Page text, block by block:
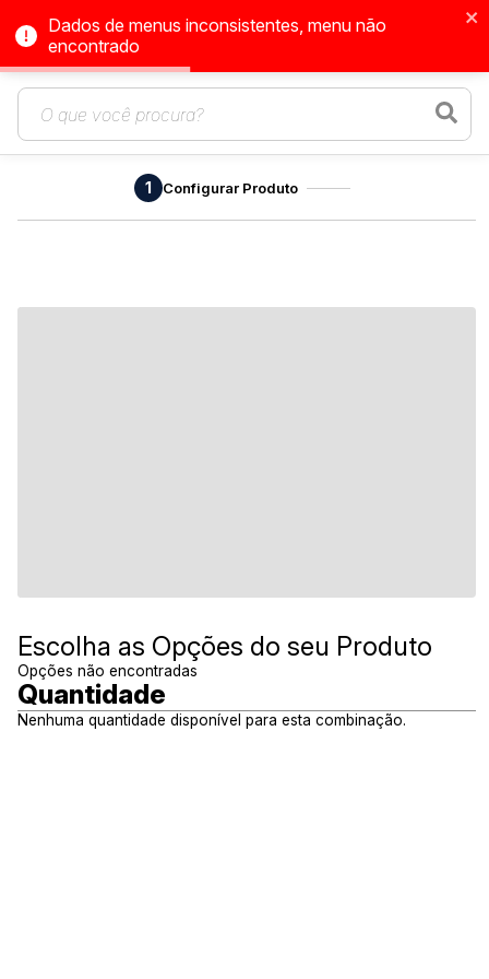
Dados de menus inconsistentes, menu não
encontrado
1 Configurar Produto
Escolha as Opções do seu Produto
Opções não encontradas
Quantidade
Nenhuma quantidade disponível para esta combinação.